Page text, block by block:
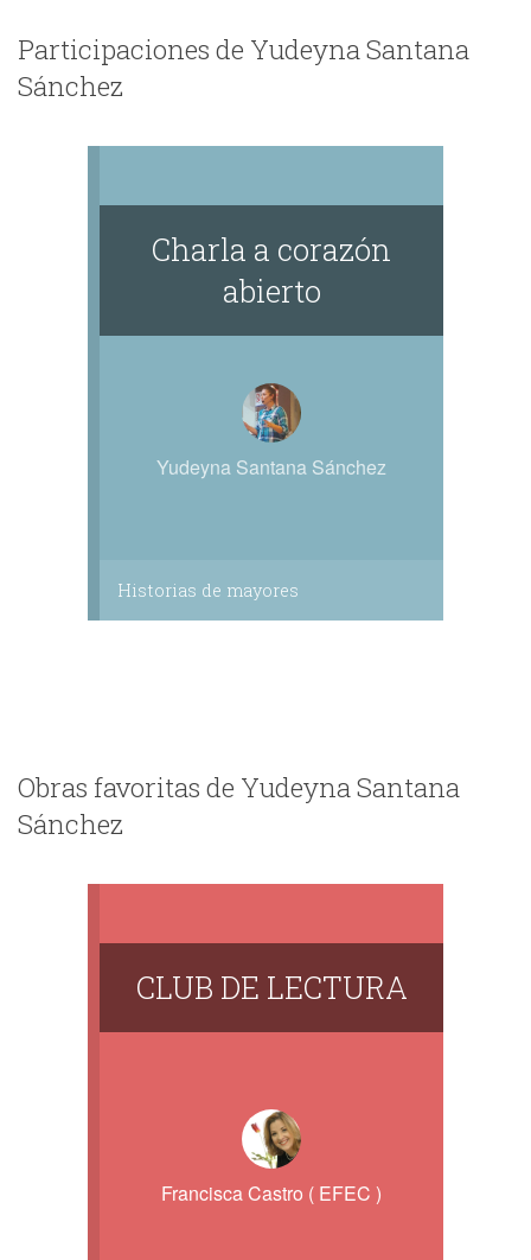
Participaciones de Yudeyna Santana
Sánchez
Charla a corazón
abierto
Yudeyna Santana Sánchez
Historias de mayores
Obras favoritas de Yudeyna Santana
Sánchez
CLUB DE LECTURA
Francisca Castro ( EFEC )